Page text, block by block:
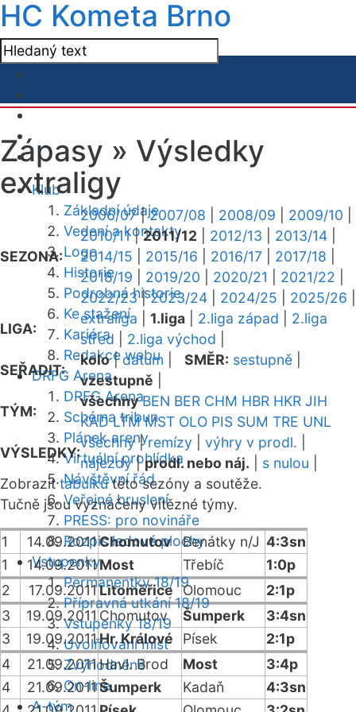
HC Kometa Brno
Klub
Základní údaje
Vedení a kontakty
Logo
Historie
Podrobná historie
Ke stažení
Kariéra
Redakce webu
DRFG Arena
DRFG Arena
Schéma tribun
Plánek areny
Virtuální prohlídka
Návštěvní řád
Veřejné bruslení
PRESS: pro novináře
Rozpis ledové plochy
Vstupenky
Permanentky 18/19
Přípravná utkání 18/19
Vstupenky 18/19
Uvolňování míst
Zvýhodněné
On-line
A-tým
Zápasy » Výsledky
extraligy
SEZONA:
2006/07|2007/08 2008/09 2009/10
2010/11|2011/12 2012/13 2013/14
2014/15
2015/16 2016/17 2017/18
2018/19
2019/20 2020/21 2021/22
2022/23|2023/24 2024/25 2025/26
LIGA:
extraliga 1.liga 2.liga západ
2.liga
střed
2.liga východ
SEŘADIT:
kolo|datum SMĚR: sestupně
vzestupně
TÝM:
všechny BEN BER CHM HBR HKR JIH
KAD LTM MST OLO PIS SUM TRE UNL
VÝSLEDKY:
všechny|remízy výhry v prodl.
nájezdy|prodl. nebo náj. s nulou
Zobrazittabulkutéto sezóny a soutěže.
Tučně jsou vyznačeny vítězné týmy.
1 14.09.2011Chomutov Benátky n/J 4:3sn
1
14.09.2011Most Třebíč
1:0p
2
17.09.2011Litoměřice Olomouc
2:1p
3
19.09.2011 Chomutov Šumperk
3:4sn
3
19.09.2011Hr. Králové Písek
2:1p
4
21.09.2011 Havl. Brod Most
3:4p
4
21.09.2011Šumperk Kadaň
4:3sn